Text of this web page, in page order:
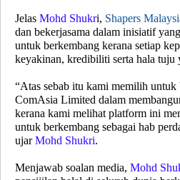
Jelas Mohd Shukri, Shapers
dan bekerjasama dalam inisiatif
untuk berkembang kerana setiap
keyakinan, kredibiliti serta hala tuju
“Atas sebab itu kami memilih untuk
ComAsia Limited dalam
kerana kami melihat platform ini
untuk berkembang sebagai hab
ujarMohd Shukri.
Menjawab soalan media, Mohd